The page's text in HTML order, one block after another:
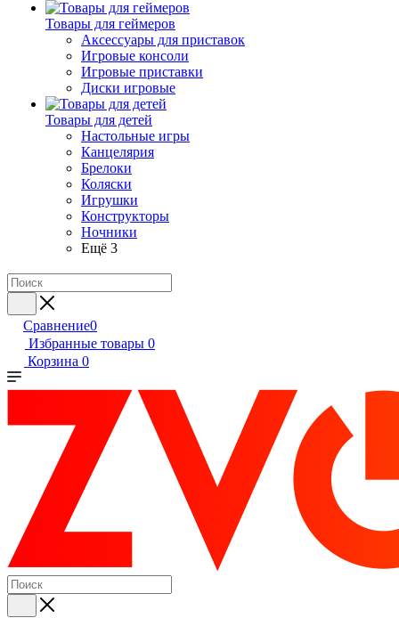
Товары для геймеров
Аксессуары для приставок
Игровые консоли
Игровые приставки
Диски игровые
Товары для детей
Настольные игры
Канцелярия
Брелоки
Коляски
Игрушки
Конструкторы
Ночники
Ещё 3
Сравнение0
Избранные товары 0
Корзина 0